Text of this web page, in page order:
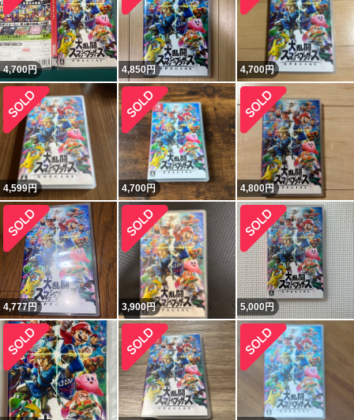
4,700円 4,850円 4,700円
4,599円 4,700円 4,800円
4,777円 3,900円 5,000円